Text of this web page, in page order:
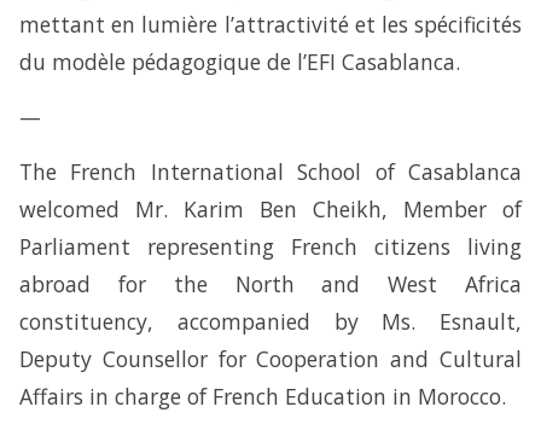
mettant en lumière l’attractivité et les spécificités
du modèle pédagogique de l’EFI Casablanca.
—
The French International School of Casablanca
welcomed Mr. Karim Ben Cheikh, Member of
Parliament representing French citizens living
abroad for the North and West Africa
constituency, accompanied by Ms. Esnault,
Deputy Counsellor for Cooperation and Cultural
Affairs in charge of French Education in Morocco.